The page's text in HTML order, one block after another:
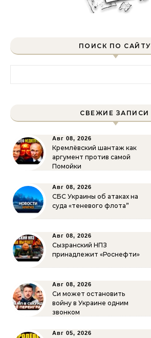
ПОИСК ПО САЙТУ
СВЕЖИЕ ЗАПИСИ
Авг 08, 2026
Кремлёвский шантаж как
аргумент против самой
Помойки
Авг 08, 2026
СБС Украины об атаках на
суда «теневого флота”
Авг 08, 2026
Сызранский НПЗ
принадлежит «Роснефти»
Авг 08, 2026
Си может остановить
войну в Украине одним
звонком
Авг 05, 2026